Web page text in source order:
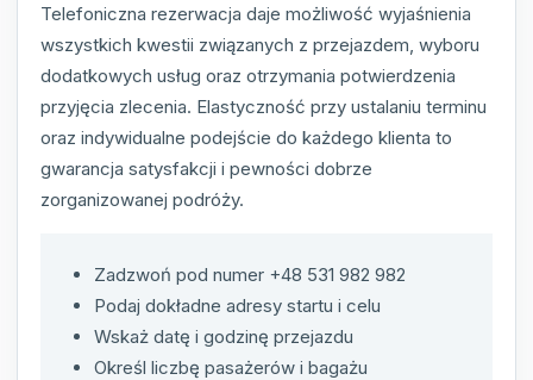
Telefoniczna rezerwacja daje możliwość wyjaśnienia
wszystkich kwestii związanych z przejazdem, wyboru
dodatkowych usług oraz otrzymania potwierdzenia
przyjęcia zlecenia. Elastyczność przy ustalaniu terminu
oraz indywidualne podejście do każdego klienta to
gwarancja satysfakcji i pewności dobrze
zorganizowanej podróży.
Zadzwoń pod numer +48 531 982 982
Podaj dokładne adresy startu i celu
Wskaż datę i godzinę przejazdu
Określ liczbę pasażerów i bagażu